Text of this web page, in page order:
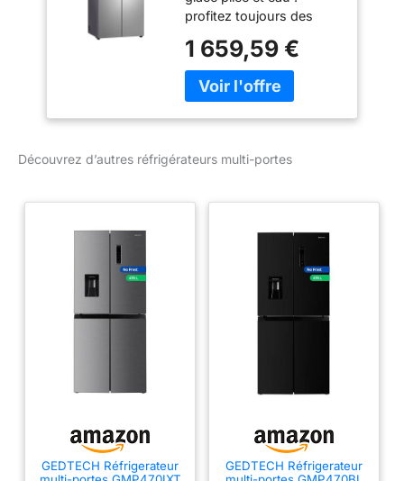
profitez toujours des
disponibles. Avec un
simple toucher des 3
boutons de sélection,
Réservoir d'eau : avec le
(sans BPA), vous pouvez
hygiénique Technologie
UVnano : une fois par
heure ou à tout moment
manuellement, les sorties
LED avec une lumière
Frost : Performance de
refroidissement
constante et plus jamais
1 659,59 €
Découvrez d’autres réfrigérateurs multi-portes
GEDTECH Réfrigerateur
GEDTECH Réfrigerateur